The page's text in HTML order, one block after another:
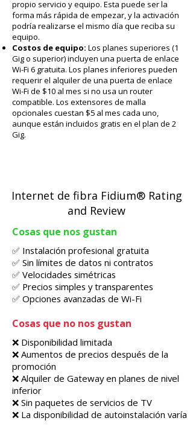
propio servicio y equipo. Esta puede ser la
forma más rápida de empezar, y la activación
podría realizarse el mismo día que reciba su
equipo.
Costos de equipo: Los planes superiores (1
Gig o superior) incluyen una puerta de enlace
Wi-Fi 6 gratuita. Los planes inferiores pueden
requerir el alquiler de una puerta de enlace
Wi-Fi de $10 al mes si no usa un router
compatible. Los extensores de malla
opcionales cuestan $5 al mes cada uno,
aunque están incluidos gratis en el plan de 2
Gig.
Internet de fibra Fidium® Rating
and Review
Cosas que nos gustan
✅ Instalación profesional gratuita
✅ Sin límites de datos ni contratos
✅ Velocidades simétricas
✅ Precios simples y transparentes
✅ Opciones avanzadas de Wi-Fi
Cosas que no nos gustan
❌ Disponibilidad limitada
❌ Aumentos de precios después de la
promoción
❌ Alquiler de Gateway en planes de nivel
inferior
❌ Sin paquetes de servicios de TV
❌ La disponibilidad de autoinstalación varía